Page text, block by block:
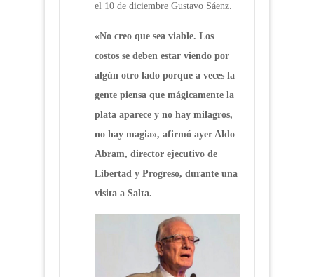
el 10 de diciembre Gustavo Sáenz.
«No creo que sea viable. Los
costos se deben estar viendo por
algún otro lado porque a veces la
gente piensa que mágicamente la
plata aparece y no hay milagros,
no hay magia», afirmó ayer Aldo
Abram, director ejecutivo de
Libertad y Progreso, durante una
visita a Salta.